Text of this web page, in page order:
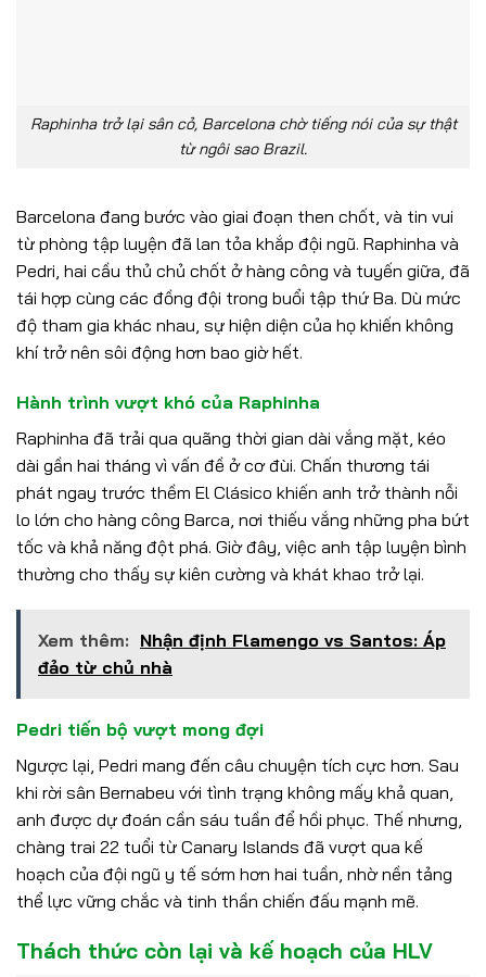
Raphinha trở lại sân cỏ, Barcelona chờ tiếng nói của sự thật
từ ngôi sao Brazil.
Barcelona đang bước vào giai đoạn then chốt, và tin vui
từ phòng tập luyện đã lan tỏa khắp đội ngũ. Raphinha và
Pedri, hai cầu thủ chủ chốt ở hàng công và tuyến giữa, đã
tái hợp cùng các đồng đội trong buổi tập thứ Ba. Dù mức
độ tham gia khác nhau, sự hiện diện của họ khiến không
khí trở nên sôi động hơn bao giờ hết.
Hành trình vượt khó của Raphinha
Raphinha đã trải qua quãng thời gian dài vắng mặt, kéo
dài gần hai tháng vì vấn đề ở cơ đùi. Chấn thương tái
phát ngay trước thềm El Clásico khiến anh trở thành nỗi
lo lớn cho hàng công Barca, nơi thiếu vắng những pha bứt
tốc và khả năng đột phá. Giờ đây, việc anh tập luyện bình
thường cho thấy sự kiên cường và khát khao trở lại.
Xem thêm: Nhận định Flamengo vs Santos: Áp
đảo từ chủ nhà
Pedri tiến bộ vượt mong đợi
Ngược lại, Pedri mang đến câu chuyện tích cực hơn. Sau
khi rời sân Bernabeu với tình trạng không mấy khả quan,
anh được dự đoán cần sáu tuần để hồi phục. Thế nhưng,
chàng trai 22 tuổi từ Canary Islands đã vượt qua kế
hoạch của đội ngũ y tế sớm hơn hai tuần, nhờ nền tảng
thể lực vững chắc và tinh thần chiến đấu mạnh mẽ.
Thách thức còn lại và kế hoạch của HLV